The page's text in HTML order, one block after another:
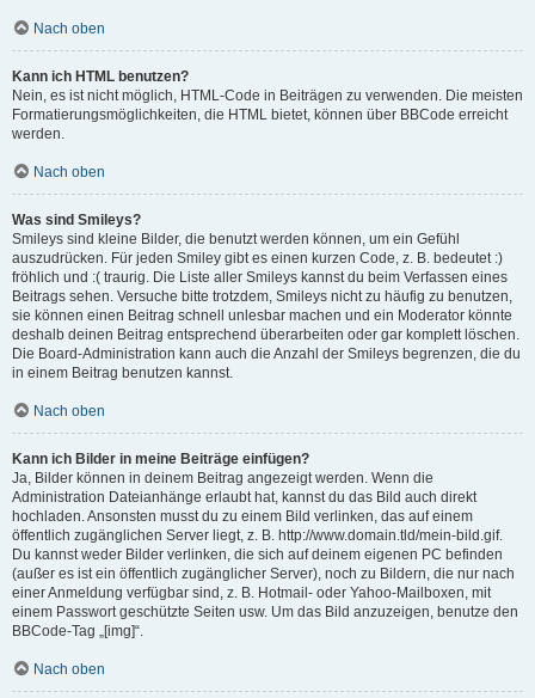
Nach oben
Kann ich HTML benutzen?
Nein, es ist nicht möglich, HTML-Code in Beiträgen zu verwenden. Die meisten
Formatierungsmöglichkeiten, die HTML bietet, können über BBCode erreicht
werden.
Nach oben
Was sind Smileys?
Smileys sind kleine Bilder, die benutzt werden können, um ein Gefühl
auszudrücken. Für jeden Smiley gibt es einen kurzen Code, z. B. bedeutet :)
fröhlich und :( traurig. Die Liste aller Smileys kannst du beim Verfassen eines
Beitrags sehen. Versuche bitte trotzdem, Smileys nicht zu häufig zu benutzen,
sie können einen Beitrag schnell unlesbar machen und ein Moderator könnte
deshalb deinen Beitrag entsprechend überarbeiten oder gar komplett löschen.
Die Board-Administration kann auch die Anzahl der Smileys begrenzen, die du
in einem Beitrag benutzen kannst.
Nach oben
Kann ich Bilder in meine Beiträge einfügen?
Ja, Bilder können in deinem Beitrag angezeigt werden. Wenn die
Administration Dateianhänge erlaubt hat, kannst du das Bild auch direkt
hochladen. Ansonsten musst du zu einem Bild verlinken, das auf einem
öffentlich zugänglichen Server liegt, z. B. http://www.domain.tld/mein-bild.gif.
Du kannst weder Bilder verlinken, die sich auf deinem eigenen PC befinden
(außer es ist ein öffentlich zugänglicher Server), noch zu Bildern, die nur nach
einer Anmeldung verfügbar sind, z. B. Hotmail- oder Yahoo-Mailboxen, mit
einem Passwort geschützte Seiten usw. Um das Bild anzuzeigen, benutze den
BBCode-Tag „[img]“.
Nach oben